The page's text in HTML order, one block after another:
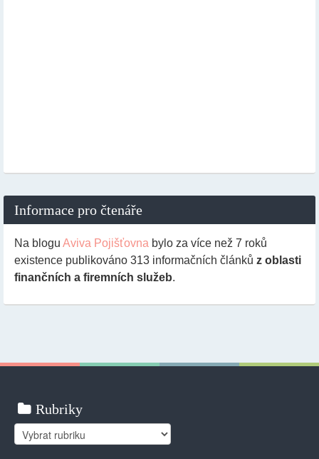
Informace pro čtenáře
Na blogu Aviva Pojišťovna bylo za více než 7 roků
existence publikováno 313 informačních článků z oblasti
finančních a firemních služeb.
Rubriky
Rubriky